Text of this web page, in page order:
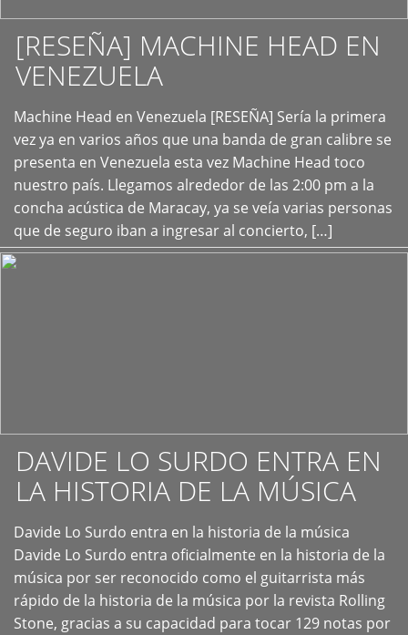
[RESEÑA] MACHINE HEAD EN
VENEZUELA
Machine Head en Venezuela [RESEÑA] Sería la primera
vez ya en varios años que una banda de gran calibre se
presenta en Venezuela esta vez Machine Head toco
nuestro país. Llegamos alrededor de las 2:00 pm a la
concha acústica de Maracay, ya se veía varias personas
que de seguro iban a ingresar al concierto, […]
+
DAVIDE LO SURDO ENTRA EN
LA HISTORIA DE LA MÚSICA
Davide Lo Surdo entra en la historia de la música
Davide Lo Surdo entra oficialmente en la historia de la
música por ser reconocido como el guitarrista más
rápido de la historia de la música por la revista Rolling
Stone, gracias a su capacidad para tocar 129 notas por
+